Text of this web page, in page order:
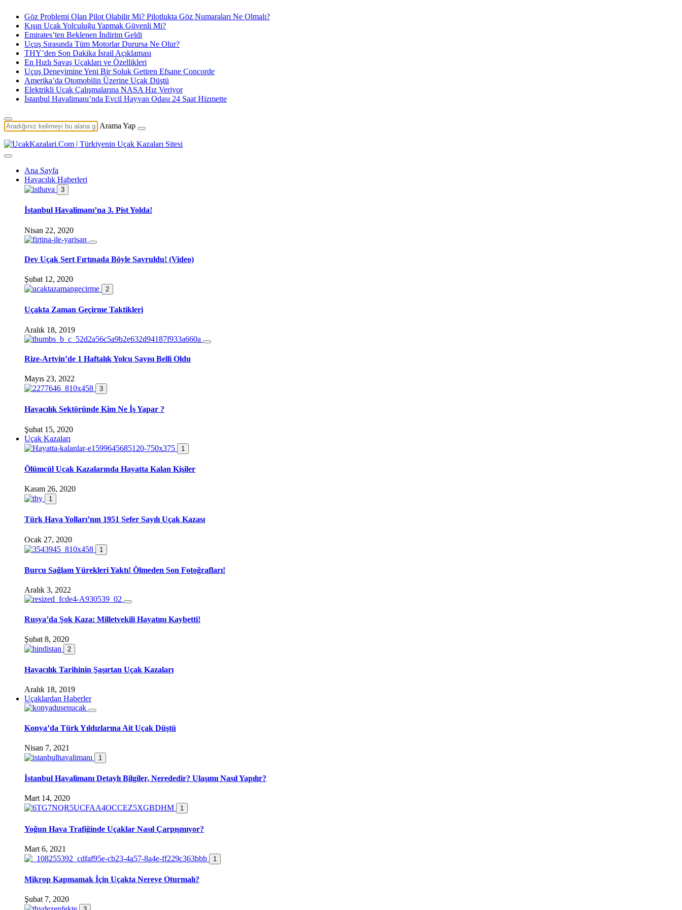
Göz Problemi Olan Pilot Olabilir Mi? Pilotlukta Göz Numaraları Ne Olmalı?
Kışın Uçak Yolculuğu Yapmak Güvenli Mi?
Emirates’ten Beklenen İndirim Geldi
Uçuş Sırasında Tüm Motorlar Durursa Ne Olur?
THY’den Son Dakika İsrail Açıklaması
En Hızlı Savaş Uçakları ve Özellikleri
Uçuş Deneyimine Yeni Bir Soluk Getiren Efsane Concorde
Amerika’da Otomobilin Üzerine Uçak Düştü
Elektrikli Uçak Çalışmalarına NASA Hız Veriyor
İstanbul Havalimanı’nda Evcil Hayvan Odası 24 Saat Hizmette
Arama Yap
Ana Sayfa
Havacılık Haberleri
3
İstanbul Havalimanı’na 3. Pist Yolda!
Nisan 22, 2020
Dev Uçak Sert Fırtınada Böyle Savruldu! (Video)
Şubat 12, 2020
2
Uçakta Zaman Geçirme Taktikleri
Aralık 18, 2019
Rize-Artvin’de 1 Haftalık Yolcu Sayısı Belli Oldu
Mayıs 23, 2022
3
Havacılık Sektöründe Kim Ne İş Yapar ?
Şubat 15, 2020
Uçak Kazaları
1
Ölümcül Uçak Kazalarında Hayatta Kalan Kişiler
Kasım 26, 2020
1
Türk Hava Yolları’nın 1951 Sefer Sayılı Uçak Kazası
Ocak 27, 2020
1
Burcu Sağlam Yürekleri Yaktı! Ölmeden Son Fotoğrafları!
Aralık 3, 2022
Rusya’da Şok Kaza: Milletvekili Hayatını Kaybetti!
Şubat 8, 2020
2
Havacılık Tarihinin Şaşırtan Uçak Kazaları
Aralık 18, 2019
Uçaklardan Haberler
Konya’da Türk Yıldızlarına Ait Uçak Düştü
Nisan 7, 2021
1
İstanbul Havalimanı Detaylı Bilgiler, Nerededir? Ulaşımı Nasıl Yapılır?
Mart 14, 2020
1
Yoğun Hava Trafiğinde Uçaklar Nasıl Çarpışmıyor?
Mart 6, 2021
1
Mikrop Kapmamak İçin Uçakta Nereye Oturmalı?
Şubat 7, 2020